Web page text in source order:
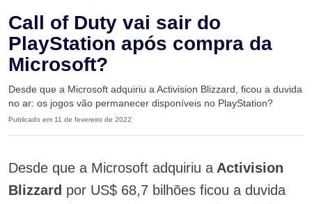
Call of Duty vai sair do
PlayStation após compra da
Microsoft?
Desde que a Microsoft adquiriu a Activision Blizzard, ficou a duvida
no ar: os jogos vão permanecer disponíveis no PlayStation?
Publicado em 11 de fevereiro de 2022
Desde que a Microsoft adquiriu a Activision
Blizzard por US$ 68,7 bilhões ficou a duvida